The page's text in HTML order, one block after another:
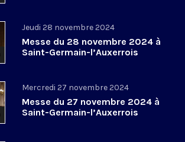
Jeudi 28 novembre 2024
Messe du 28 novembre 2024 à
Saint-Germain-l’Auxerrois
Mercredi 27 novembre 2024
Messe du 27 novembre 2024 à
Saint-Germain-l’Auxerrois